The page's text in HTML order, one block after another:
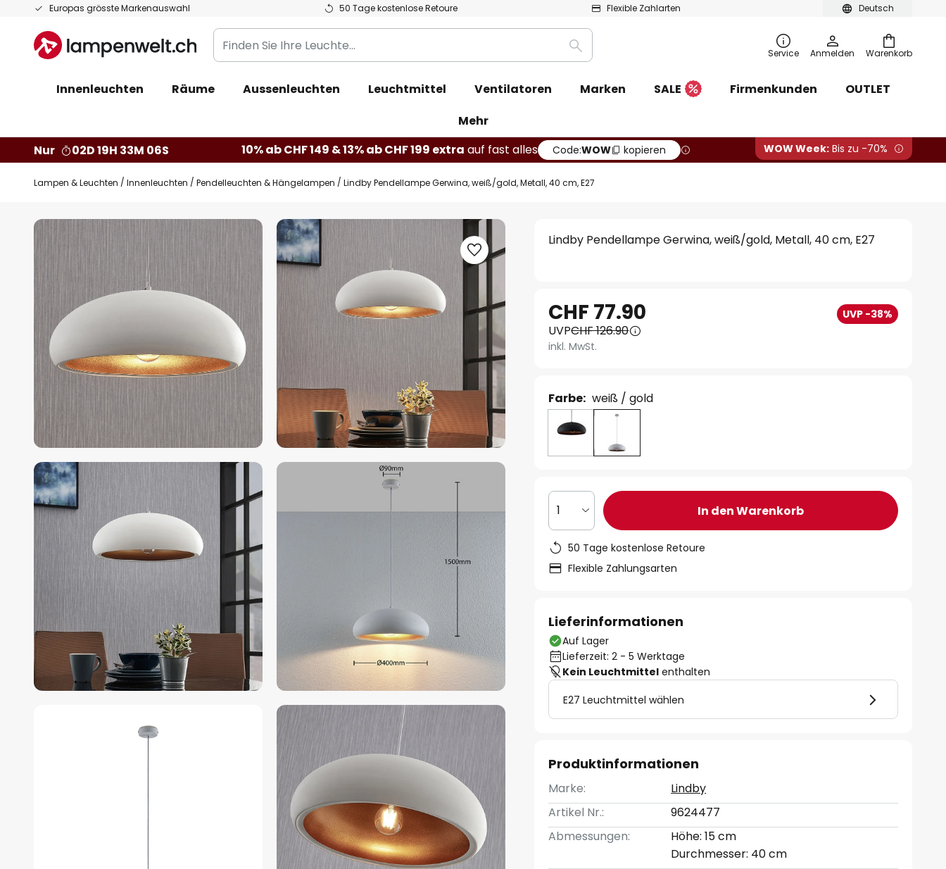
Deutsch
Europas grösste Markenauswahl 50 Tage kostenlose Retoure Flexible Zahlarten
Zum
springen
Warenkorb
Finden
Sie
Leuchte...
Suche Service Anmelden
Innenleuchten Räume Aussenleuchten Leuchtmittel Ventilatoren Marken SALE Firmenkunden
OUTLET
Mehr
Nur
02D 19H 33M 05S 10% ab CHF 149 & 13% ab CHF 199 extra auf fast alles Code:WOW kopieren WOW Week: Bis zu -70%
Lampen & Leuchten Innenleuchten Pendelleuchten & Hängelampen Lindby Pendellampe Gerwina, weiß/gold, Metall, 40 cm, E27
Zum
Ende
Bildgalerie
springen
Lindby Pendellampe Gerwina, weiß/gold, Metall, 40 cm, E27
CHF 77.90 UVP -38%
UVPCHF 126.90
inkl. MwSt.
Farbe: weiß / gold
1 In den Warenkorb
50 Tage kostenlose Retoure
Flexible Zahlungsarten
Lieferinformationen
Auf Lager
Lieferzeit: 2 - 5 Werktage
Kein Leuchtmittel enthalten
E27 Leuchtmittel wählen
Produktinformationen
Marke:
Lindby
Artikel Nr.:
9624477
Abmessungen:
Höhe: 15 cm
Durchmesser: 40 cm